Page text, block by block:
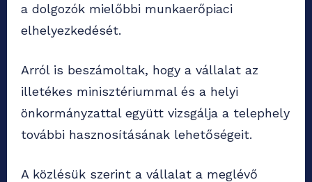
a dolgozók mielőbbi munkaerőpiaci
elhelyezkedését.
Arról is beszámoltak, hogy a vállalat az
illetékes minisztériummal és a helyi
önkormányzattal együtt vizsgálja a telephely
további hasznosításának lehetőségeit.
A közlésük szerint a vállalat a meglévő